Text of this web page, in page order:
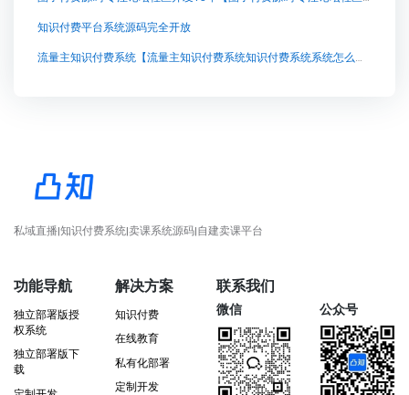
知识付费平台系统源码完全开放
流量主知识付费系统【流量主知识付费系统知识付费系统系统怎么制作，知识付费系统搭建使用教程】
私域直播|知识付费系统|卖课系统源码|自建卖课平台
功能导航
独立部署版授
权系统
独立部署版下
载
解决方案
知识付费
在线教育
私有化部署
定制开发
联系我们
微信 公众号